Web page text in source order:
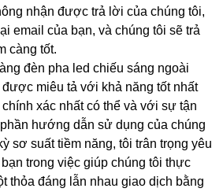
nhận được trả lời của chúng tôi,
email của bạn, và chúng tôi sẽ trả
càng tốt.
đèn pha led chiếu sáng ngoài
miêu tả với khả năng tốt nhất
xác nhất có thể và với sự tận
hướng dẫn sử dụng của chúng
sơ suất tiềm năng, tôi trân trọng yêu
trong việc giúp chúng tôi thực
thỏa đáng lẫn nhau giao dịch bằng